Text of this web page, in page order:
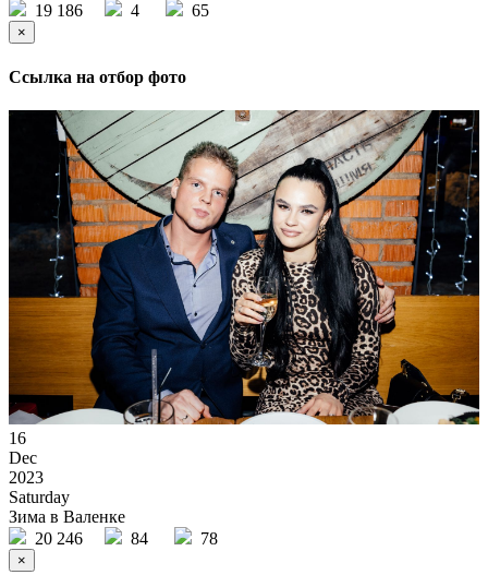
19 186
4 65
×
Ссылка на отбор фото
16
Dec
2023
Saturday
Зима в Валенке
20 246
84 78
×